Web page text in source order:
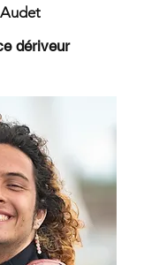
dériveur